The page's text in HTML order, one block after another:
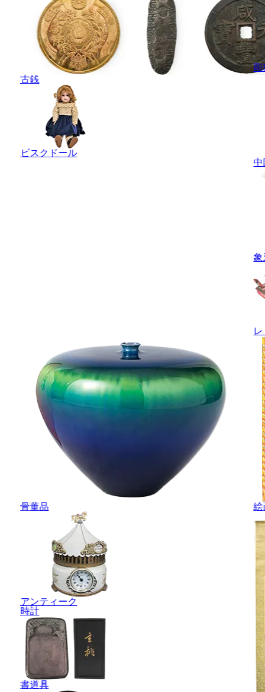
古銭
ビスクドール
彫
中
象
骨董品
アンティーク
時計
書道具
絵